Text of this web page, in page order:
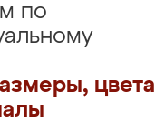
по
цвета